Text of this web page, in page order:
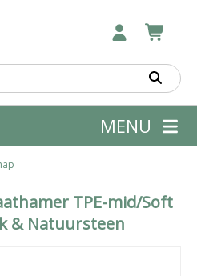
MENU
TPE-mid/Soft
& Natuursteen